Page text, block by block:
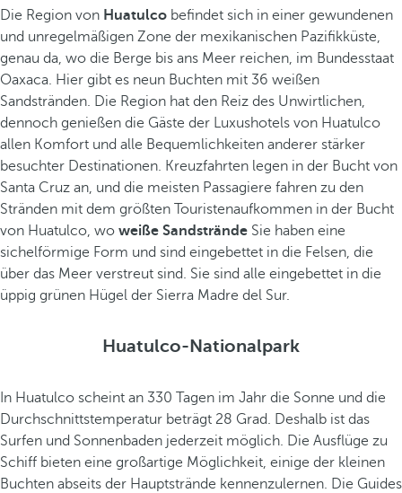
Die Region von Huatulco befindet sich in einer gewundenen
und unregelmäßigen Zone der mexikanischen Pazifikküste,
genau da, wo die Berge bis ans Meer reichen, im Bundesstaat
Oaxaca. Hier gibt es neun Buchten mit 36 weißen
Sandstränden. Die Region hat den Reiz des Unwirtlichen,
dennoch genießen die Gäste der Luxushotels von Huatulco
allen Komfort und alle Bequemlichkeiten anderer stärker
besuchter Destinationen. Kreuzfahrten legen in der Bucht von
Santa Cruz an, und die meisten Passagiere fahren zu den
Stränden mit dem größten Touristenaufkommen in der Bucht
von Huatulco, wo weiße Sandstrände Sie haben eine
sichelförmige Form und sind eingebettet in die Felsen, die
über das Meer verstreut sind. Sie sind alle eingebettet in die
üppig grünen Hügel der Sierra Madre del Sur.
Huatulco-Nationalpark
In Huatulco scheint an 330 Tagen im Jahr die Sonne und die
Durchschnittstemperatur beträgt 28 Grad. Deshalb ist das
Surfen und Sonnenbaden jederzeit möglich. Die Ausflüge zu
Schiff bieten eine großartige Möglichkeit, einige der kleinen
Buchten abseits der Hauptstrände kennenzulernen. Die Guides